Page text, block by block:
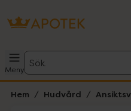
Meny
Sök
Hem Hudvård